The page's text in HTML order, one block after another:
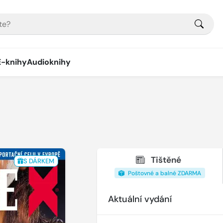
knihyAudioknihy
S DÁRKEM Tištěné
Poštovné a balné ZDARMA
Aktuální vydání